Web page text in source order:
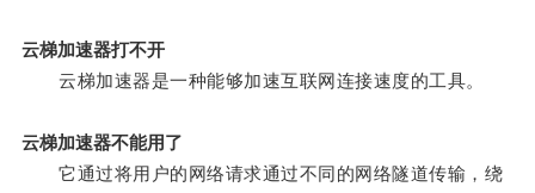
云梯加速器打不开
云梯加速器是一种能够加速互联网连接速度的工具。
云梯加速器不能用了
它通过将用户的网络请求通过不同的网络隧道传输，绕